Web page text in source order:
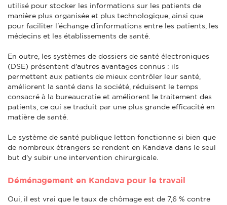
utilisé pour stocker les informations sur les patients de
manière plus organisée et plus technologique, ainsi que
pour faciliter l'échange d'informations entre les patients, les
médecins et les établissements de santé.
En outre, les systèmes de dossiers de santé électroniques
(DSE) présentent d'autres avantages connus : ils
permettent aux patients de mieux contrôler leur santé,
améliorent la santé dans la société, réduisent le temps
consacré à la bureaucratie et améliorent le traitement des
patients, ce qui se traduit par une plus grande efficacité en
matière de santé.
Le système de santé publique letton fonctionne si bien que
de nombreux étrangers se rendent en Kandava dans le seul
but d'y subir une intervention chirurgicale.
Déménagement en Kandava pour le travail
Oui, il est vrai que le taux de chômage est de 7,6 % contre